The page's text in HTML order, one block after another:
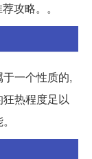
攻略。。
一个性质的,
热程度足以